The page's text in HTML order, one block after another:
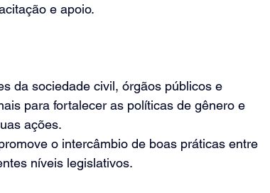
e apoio.
da sociedade civil, órgãos públicos e
para fortalecer as políticas de gênero e
ações.
o intercâmbio de boas práticas entre
níveis legislativos.